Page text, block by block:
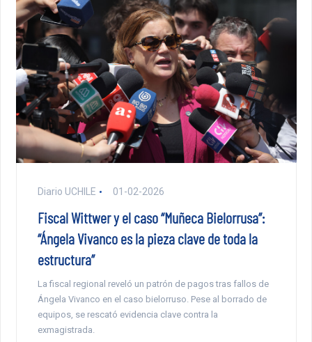
Diario UCHILE 01-02-2026
Fiscal Wittwer y el caso “Muñeca Bielorrusa”:
“Ángela Vivanco es la pieza clave de toda la
estructura”
La fiscal regional reveló un patrón de pagos tras fallos de
Ángela Vivanco en el caso bielorruso. Pese al borrado de
equipos, se rescató evidencia clave contra la
exmagistrada.